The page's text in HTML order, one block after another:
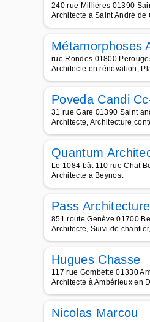
240 rue Millières 01390
Architecte à Saint André de
Métamorphoses
rue Rondes 01800
Architecte en rénovation,
Poveda Candi
31 rue Gare 01390 Saint
Architecte, Architecture
Quantum
Le 1084 bât 110 rue Chat
Architecte à Beynost
Pass Architecture
851 route Genève 01700
Architecte, Suivi de
Hugues Chasse
117 rue Gombette 01330
Architecte à Ambérieux en
Nicolas Marcou